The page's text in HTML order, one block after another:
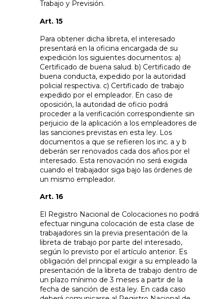
Trabajo y Previsión.
Art. 15
Para obtener dicha libreta, el interesado
presentará en la oficina encargada de su
expedición los siguientes documentos: a)
Certificado de buena salud. b) Certificado de
buena conducta, expedido por la autoridad
policial respectiva. c) Certificado de trabajo
expedido por el empleador. En caso de
oposición, la autoridad de oficio podrá
proceder a la verificación correspondiente sin
perjuicio de la aplicación a los empleadores de
las sanciones previstas en esta ley. Los
documentos a que se refieren los inc. a y b
deberán ser renovados cada dos años por el
interesado. Esta renovación no será exigida
cuando el trabajador siga bajo las órdenes de
un mismo empleador.
Art. 16
El Registro Nacional de Colocaciones no podrá
efectuar ninguna colocación de esta clase de
trabajadores sin la previa presentación de la
libreta de trabajo por parte del interesado,
según lo previsto por el artículo anterior. Es
obligación del principal exigir a su empleado la
presentación de la libreta de trabajo dentro de
un plazo mínimo de 3 meses a partir de la
fecha de sanción de esta ley. En cada caso